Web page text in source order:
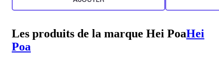
Les produits de la marque Hei PoaHei
Poa